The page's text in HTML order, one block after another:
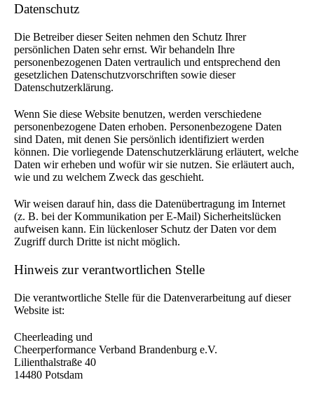
Datenschutz
Die Betreiber dieser Seiten nehmen den Schutz Ihrer
persönlichen Daten sehr ernst. Wir behandeln Ihre
personenbezogenen Daten vertraulich und entsprechend den
gesetzlichen Datenschutzvorschriften sowie dieser
Datenschutzerklärung.
Wenn Sie diese Website benutzen, werden verschiedene
personenbezogene Daten erhoben. Personenbezogene Daten
sind Daten, mit denen Sie persönlich identifiziert werden
können. Die vorliegende Datenschutzerklärung erläutert, welche
Daten wir erheben und wofür wir sie nutzen. Sie erläutert auch,
wie und zu welchem Zweck das geschieht.
Wir weisen darauf hin, dass die Datenübertragung im Internet
(z. B. bei der Kommunikation per E-Mail) Sicherheitslücken
aufweisen kann. Ein lückenloser Schutz der Daten vor dem
Zugriff durch Dritte ist nicht möglich.
Hinweis zur verantwortlichen Stelle
Die verantwortliche Stelle für die Datenverarbeitung auf dieser
Website ist:
Cheerleading und
Cheerperformance Verband Brandenburg e.V.
Lilienthalstraße 40
14480 Potsdam